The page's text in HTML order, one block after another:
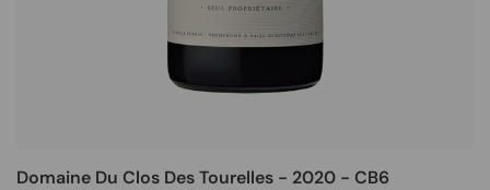
Domaine Du Clos Des Tourelles - 2020 - CB6